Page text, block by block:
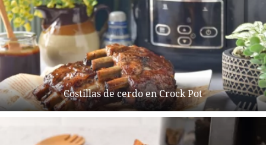
Costillas de cerdo en Crock Pot